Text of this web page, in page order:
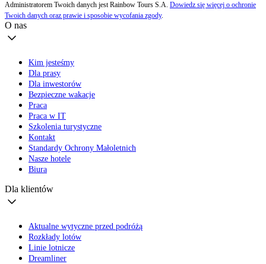
Administratorem Twoich danych jest Rainbow Tours S.A. Dowiedz się więcej o ochronie
Twoich danych oraz prawie i sposobie wycofania zgody.
O nas
Kim jesteśmy
Dla prasy
Dla inwestorów
Bezpieczne wakacje
Praca
Praca w IT
Szkolenia turystyczne
Kontakt
Standardy Ochrony Małoletnich
Nasze hotele
Biura
Dla klientów
Aktualne wytyczne przed podróżą
Rozkłady lotów
Linie lotnicze
Dreamliner